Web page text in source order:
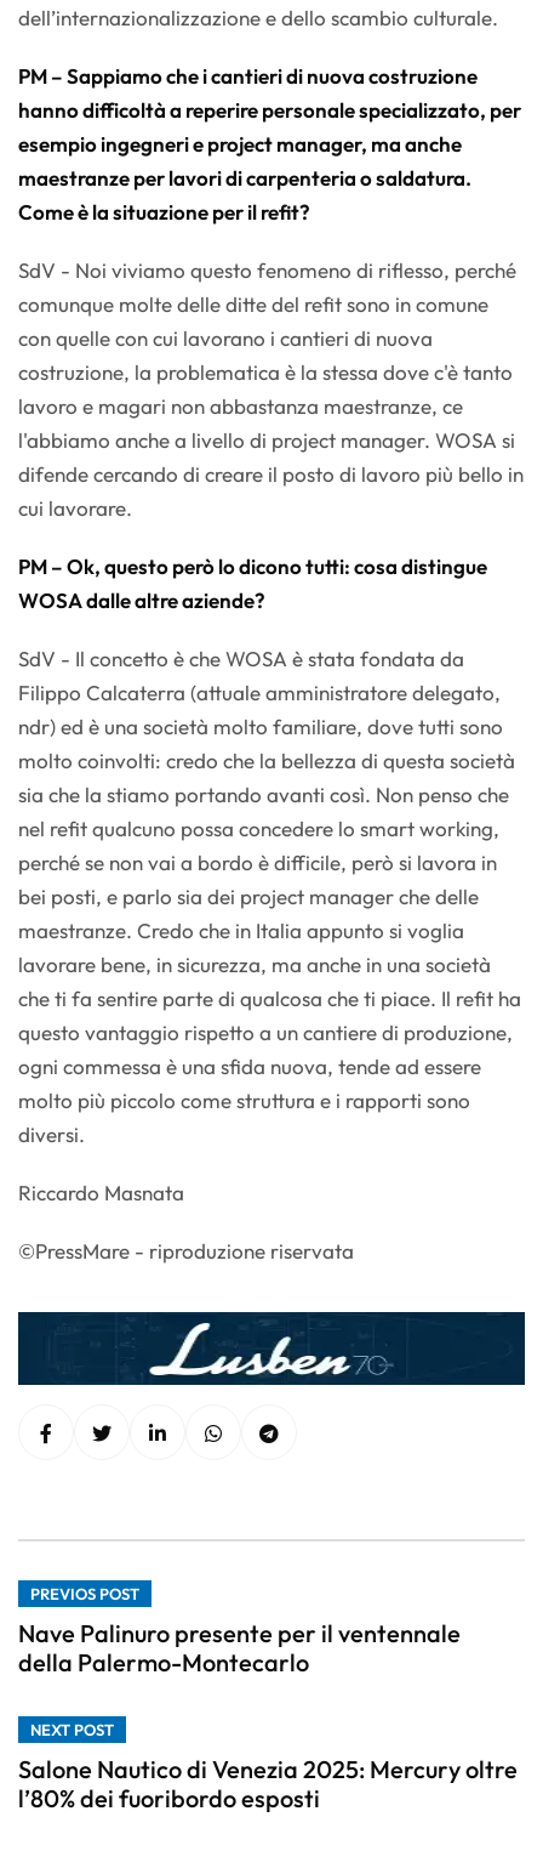
dell’internazionalizzazione e dello scambio culturale.
PM – Sappiamo che i cantieri di nuova costruzione
hanno difficoltà a reperire personale specializzato, per
esempio ingegneri e project manager, ma anche
maestranze per lavori di carpenteria o saldatura.
Come è la situazione per il refit?
SdV - Noi viviamo questo fenomeno di riflesso, perché
comunque molte delle ditte del refit sono in comune
con quelle con cui lavorano i cantieri di nuova
costruzione, la problematica è la stessa dove c'è tanto
lavoro e magari non abbastanza maestranze, ce
l'abbiamo anche a livello di project manager. WOSA si
difende cercando di creare il posto di lavoro più bello in
cui lavorare.
PM – Ok, questo però lo dicono tutti: cosa distingue
WOSA dalle altre aziende?
SdV - Il concetto è che WOSA è stata fondata da
Filippo Calcaterra (attuale amministratore delegato,
ndr) ed è una società molto familiare, dove tutti sono
molto coinvolti: credo che la bellezza di questa società
sia che la stiamo portando avanti così. Non penso che
nel refit qualcuno possa concedere lo smart working,
perché se non vai a bordo è difficile, però si lavora in
bei posti, e parlo sia dei project manager che delle
maestranze. Credo che in Italia appunto si voglia
lavorare bene, in sicurezza, ma anche in una società
che ti fa sentire parte di qualcosa che ti piace. Il refit ha
questo vantaggio rispetto a un cantiere di produzione,
ogni commessa è una sfida nuova, tende ad essere
molto più piccolo come struttura e i rapporti sono
diversi.
Riccardo Masnata
©PressMare - riproduzione riservata
PREVIOS POST
Nave Palinuro presente per il ventennale
della Palermo-Montecarlo
NEXT POST
Salone Nautico di Venezia 2025: Mercury oltre
l’80% dei fuoribordo esposti